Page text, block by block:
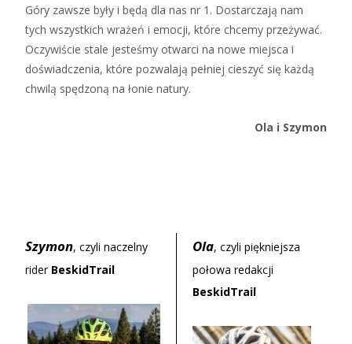
Góry zawsze były i będą dla nas nr 1. Dostarczają nam
tych wszystkich wrażeń i emocji, które chcemy przeżywać.
Oczywiście stale jesteśmy otwarci na nowe miejsca i
doświadczenia, które pozwalają pełniej cieszyć się każdą
chwilą spędzoną na łonie natury.
Ola i Szymon
Szymon, czyli naczelny
rider BeskidTrail
Ola, czyli piękniejsza
połowa redakcji
BeskidTrail